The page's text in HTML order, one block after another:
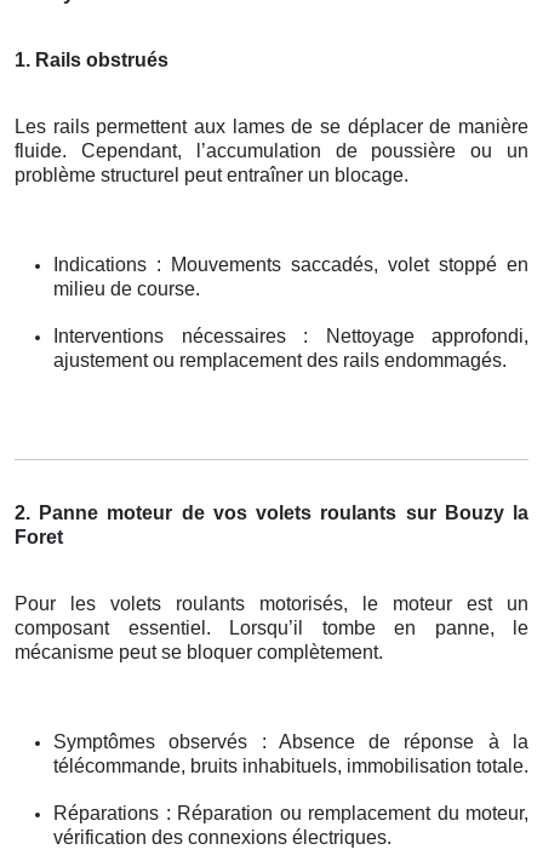
1. Rails obstrués
Les rails permettent aux lames de se déplacer de manière
fluide. Cependant, l’accumulation de poussière ou un
problème structurel peut entraîner un blocage.
Indications : Mouvements saccadés, volet stoppé en
milieu de course.
Interventions nécessaires : Nettoyage approfondi,
ajustement ou remplacement des rails endommagés.
2. Panne moteur de vos volets roulants sur Bouzy la
Foret
Pour les volets roulants motorisés, le moteur est un
composant essentiel. Lorsqu’il tombe en panne, le
mécanisme peut se bloquer complètement.
Symptômes observés : Absence de réponse à la
télécommande, bruits inhabituels, immobilisation totale.
Réparations : Réparation ou remplacement du moteur,
vérification des connexions électriques.